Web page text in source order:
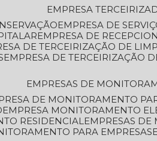
EMPRESA
EMPRESA DE
EMPRESA DE
DE TERCEIRIZAÇÃO DE
EMPRESA DE TERCEIRIZAÇÃO
EMPRESAS DE
DE MONITORAMENTO
EMPRESA MONITORAMENTO
RESIDENCIAL
EMPRESAS
PARA EMPRESAS